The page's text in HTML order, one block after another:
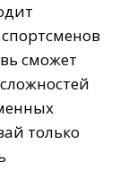
сможет
только